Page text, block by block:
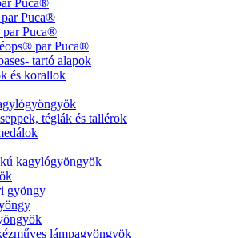
Puca®
Puca®
par Puca®
par Puca®
tartó alapok
és korallok
téglák és tallérok
kagylógyöngyök
gyöngy
lámpagyöngyök